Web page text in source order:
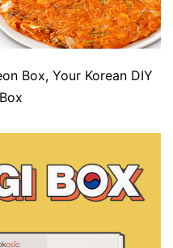
Box, Your Korean DIY